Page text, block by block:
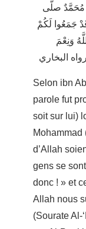
مُحَمَّدٌ صلَّى
جَمَعُوا لَكُمْ
وَنِعْمَ
Selon ibn
parole fut
soit sur lui)
Mohammad
d’Allah
gens se
donc ! » et
Allah nous
(Sourate Al-